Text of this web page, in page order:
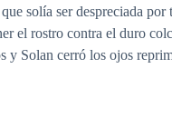
solía ser despreciada por
el rostro contra el duro
y Solan cerró los ojos